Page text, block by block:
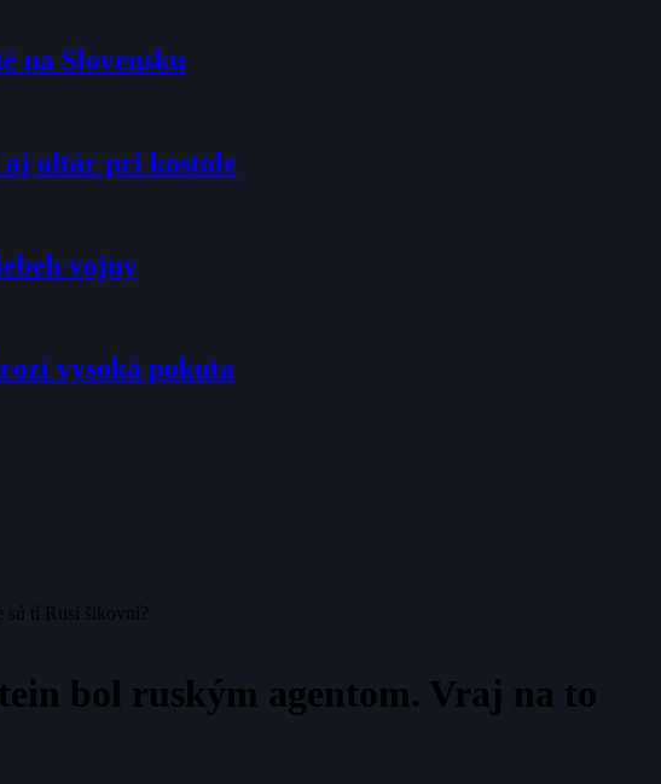
na Slovensku
aj oltár pri kostole
vojny
vysoká pokuta
sú tí Rusi šikovní?
bol ruským agentom. Vraj na to